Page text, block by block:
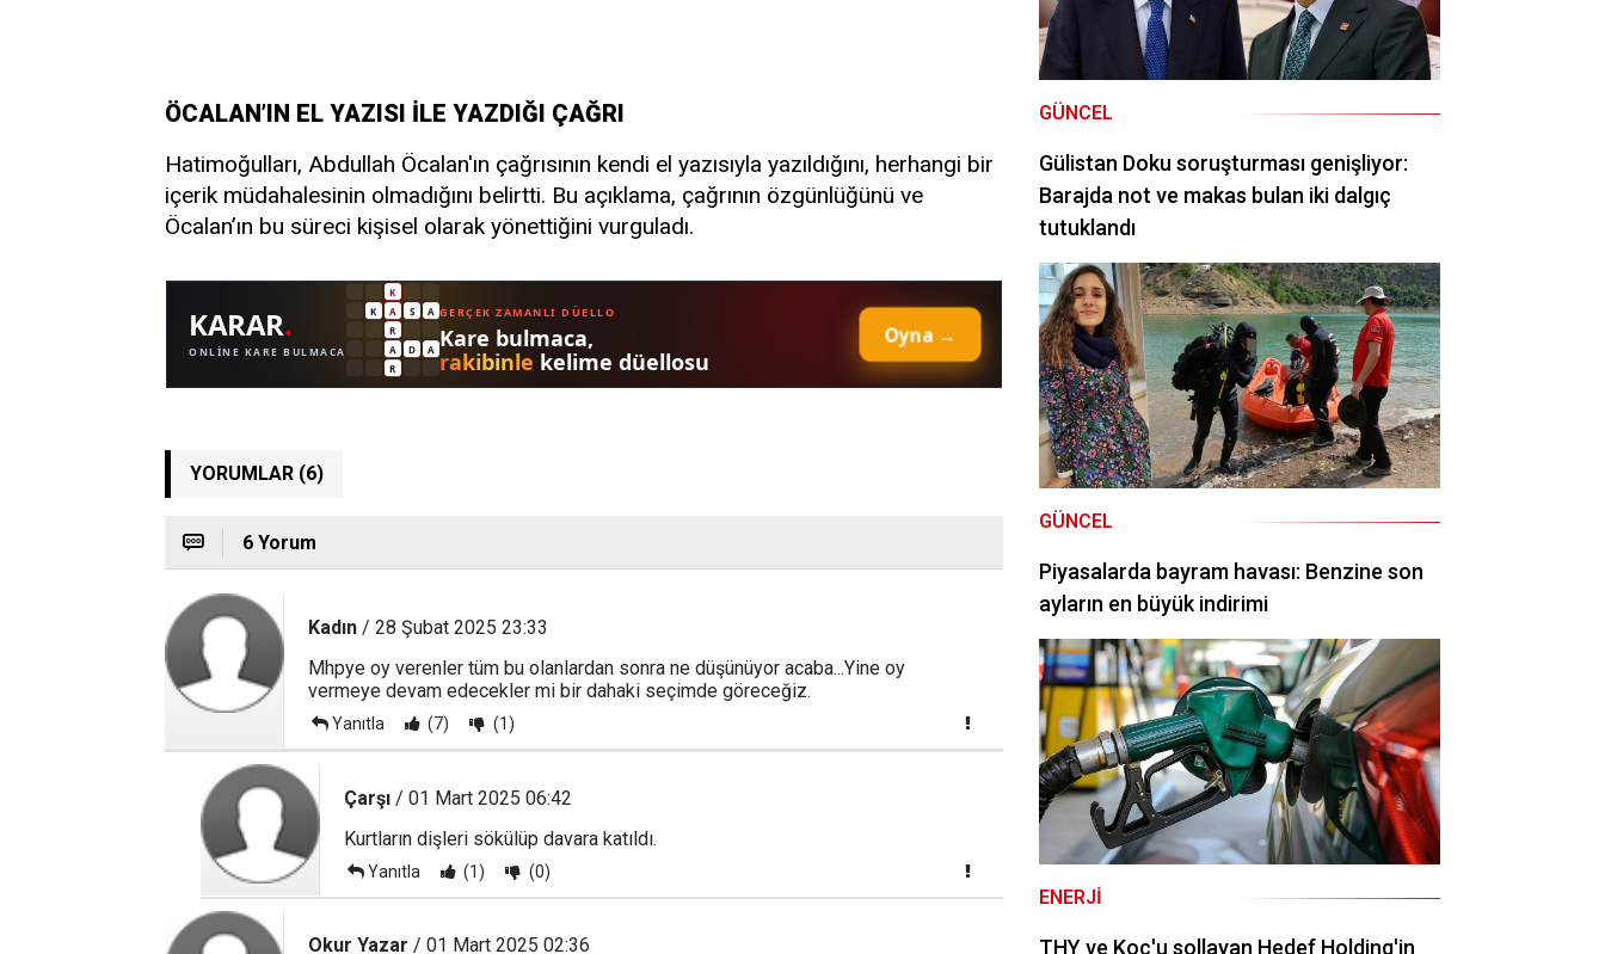
ÖCALAN’IN EL YAZISI İLE YAZDIĞI ÇAĞRI
Hatimoğulları, Abdullah Öcalan'ın çağrısının kendi el yazısıyla yazıldığını, herhangi bir
içerik müdahalesinin olmadığını belirtti. Bu açıklama, çağrının özgünlüğünü ve
Öcalan’ın bu süreci kişisel olarak yönettiğini vurguladı.
YORUMLAR (6)
6 Yorum
Kadın / 28 Şubat 2025 23:33
Mhpye oy verenler tüm bu olanlardan sonra ne düşünüyor acaba...Yine oy
vermeye devam edecekler mi bir dahaki seçimde göreceğiz.
Yanıtla (7) (1)
Çarşı / 01 Mart 2025 06:42
Kurtların dişleri sökülüp davara katıldı.
Yanıtla (1) (0)
Okur Yazar / 01 Mart 2025 02:36
GÜNCEL
Gülistan Doku soruşturması genişliyor:
Barajda not ve makas bulan iki dalgıç
tutuklandı
GÜNCEL
Piyasalarda bayram havası: Benzine son
ayların en büyük indirimi
ENERJI
THY ve Koç'u sollayan Hedef Holding'in